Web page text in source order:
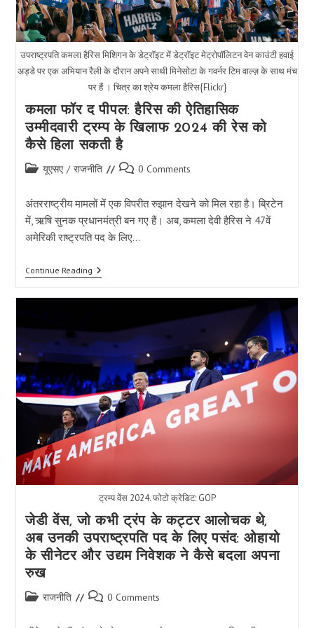
उपराष्ट्रपति कमला हैरिस मिशिगन के डेट्रॉइट में डेट्रॉइट मेट्रोपॉलिटन वेन काउंटी हवाई
अड्डे पर एक अभियान रैली के दौरान अपने साथी मिनेसोटा के गवर्नर टिम वाल्ज़ के साथ मंच
पर हैं । चित्र का श्रेय कमला हैरिस{Flickr}
कमला फॉर द पीपल: हैरिस की ऐतिहासिक
उम्मीदवारी ट्रम्प के खिलाफ 2024 की रेस को
कैसे हिला सकती है
Post यूएसए / राजनीति
Post 0 Comments
अंतरराष्ट्रीय मामलों में एक विपरीत रुझान देखने को मिल रहा है। ब्रिटेन
में, ऋषि सुनक प्रधानमंत्री बन गए हैं। अब, कमला देवी हैरिस ने 47वें
अमेरिकी राष्ट्रपति पद के लिए…
Continue Readingकमला
फॉर
ऐतिहासिक
उम्मीदवारी
ट्रम्प
खिलाफ
2024
की
रेस
को
कैसे
हिला
ट्रम्प वेंस 2024. फोटो क्रेडिट: GOP
जेडी वेंस, जो कभी ट्रंप के कट्टर आलोचक थे,
अब उनकी उपराष्ट्रपति पद के लिए पसंद: ओहायो
के सीनेटर और उद्यम निवेशक ने कैसे बदला अपना
रुख
Post राजनीति
Post 0 Comments